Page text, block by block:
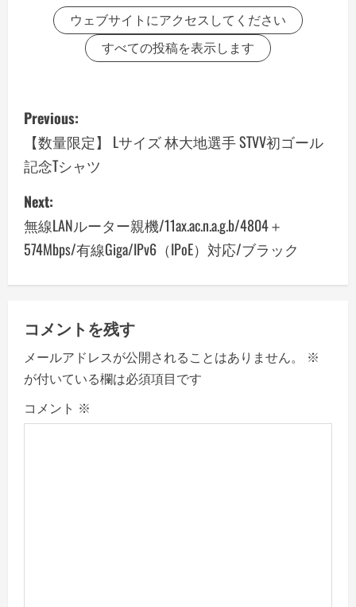
ウェブサイトにアクセスしてください
すべての投稿を表示します
P
o
s
t
n
a
i
g
a
Previous:
【数量限定】 Lサイズ 林大地選手 STVV初ゴール
記念Tシャツ
Next:
無線LANルーター親機/11ax.ac.n.a.g.b/4804＋
574Mbps/有線Giga/IPv6（IPoE）対応/ブラック
コメントを残す
メールアドレスが公開されることはありません。
※
が付いている欄は必須項目です
コメント ※